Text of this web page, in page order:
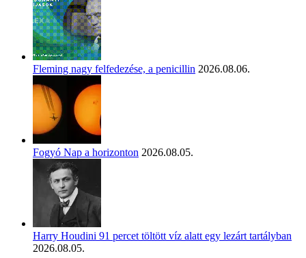
Fleming nagy felfedezése, a penicillin 2026.08.06.
Fogyó Nap a horizonton 2026.08.05.
Harry Houdini 91 percet töltött víz alatt egy lezárt tartályban
2026.08.05.